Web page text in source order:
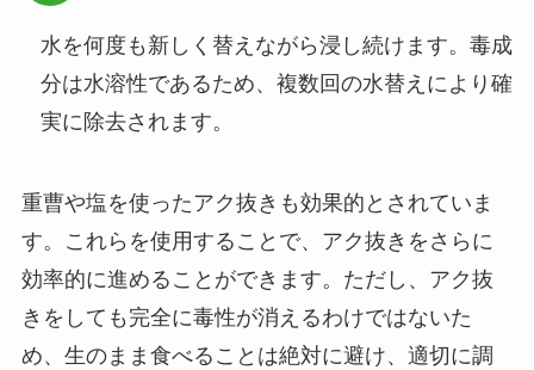
水を何度も新しく替えながら浸し続けます。毒成
分は水溶性であるため、複数回の水替えにより確
実に除去されます。
重曹や塩を使ったアク抜きも効果的とされていま
す。これらを使用することで、アク抜きをさらに
効率的に進めることができます。ただし、アク抜
きをしても完全に毒性が消えるわけではないた
め、生のまま食べることは絶対に避け、適切に調